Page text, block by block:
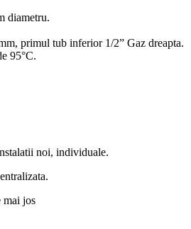
diametru.
primul tub inferior 1/2” Gaz dreapta.
95°C.
noi, individuale.
mai jos